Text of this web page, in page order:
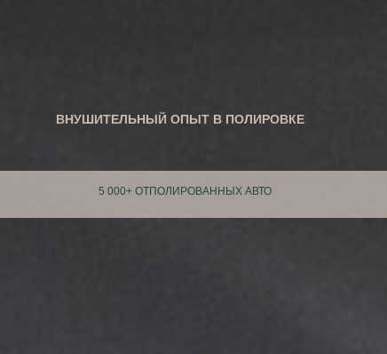
5 000+ ОТПОЛИРОВАННЫХ АВТО
ВНУШИТЕЛЬНЫЙ ОПЫТ В ПОЛИРОВКЕ